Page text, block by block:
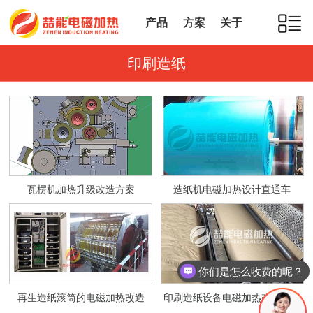
产品 方案 关于
印刷造纸
瓦楞机加热升级改造方案 造纸机电磁加热设计直通车
再生造纸滚筒的电磁加热改造 印刷造纸设备电磁加热改造方案
你们是怎么收费的呢？